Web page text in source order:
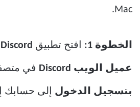
Mac.
الخطوة 1: افتح تطبيق Discord
عميل الويب Discord في
بتسجيل الدخول إلى حسابك